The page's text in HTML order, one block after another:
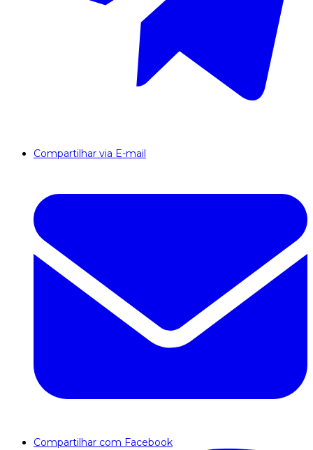
Compartilhar via E-mail
Compartilhar com Facebook